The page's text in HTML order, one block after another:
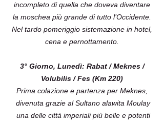
incompleto di quella che doveva diventare
la moschea più grande di tutto l’Occidente.
Nel tardo pomeriggio sistemazione in hotel,
cena e pernottamento.
3° Giorno, Lunedì: Rabat / Meknes /
Volubilis / Fes (Km 220)
Prima colazione e partenza per Meknes,
divenuta grazie al Sultano alawita Moulay
una delle città imperiali più belle e potenti